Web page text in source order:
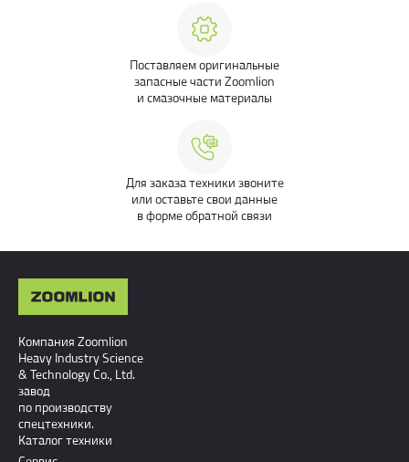
Поставляем оригинальные
запасные части Zoomlion
и смазочные материалы
Для заказа техники звоните
или оставьте свои данные
в форме обратной связи
Компания Zoomlion
Heavy Industry Science
& Technology Co., Ltd.
завод
по производству
спецтехники.
Каталог техники